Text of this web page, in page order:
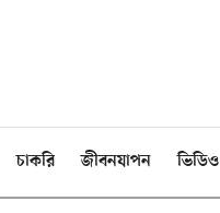
চাকরি জীবনযাপন ভিডিও